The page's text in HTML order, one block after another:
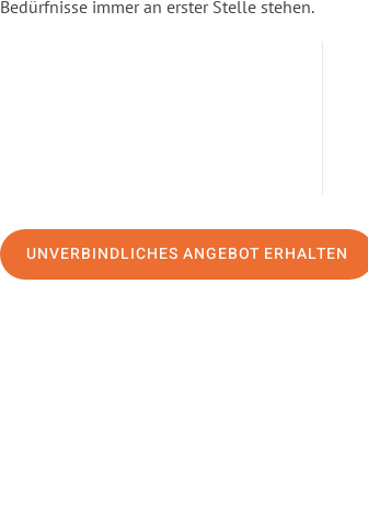
Bedürfnisse immer an erster Stelle stehen.
UNVERBINDLICHES ANGEBOT ERHALTEN